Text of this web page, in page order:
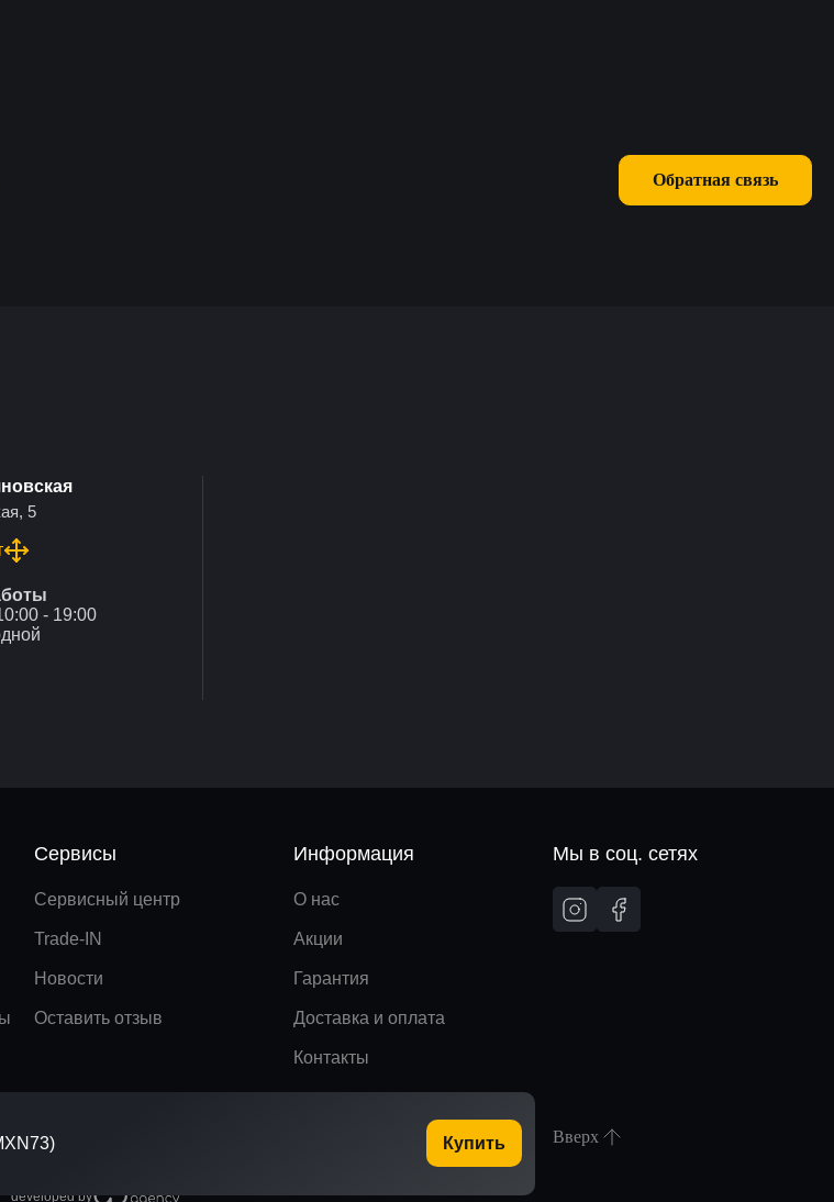
Купить
Обратная связь
5
- 19:00
Сервисы
Сервисный центр
Trade-IN
Новости
Оставить отзыв
Информация
О нас
Акции
Гарантия
Доставка и оплата
Контакты
Мы в соц. сетях
Вверх
developed by